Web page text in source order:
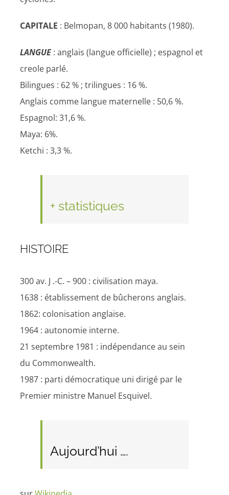
CAPITALE : Belmopan, 8 000 habitants (1980).
LANGUE: anglais (langue officielle) ; espagnol et
creole parlé.
Bilingues : 62 % ; trilingues : 16 %.
Anglais comme langue maternelle : 50,6 %.
Espagnol: 31,6 %.
Maya: 6%.
Ketchi : 3,3 %.
+ statistiques
HISTOIRE
300 av. J .-C. – 900 : civilisation maya.
1638 : établissement de bûcherons anglais.
1862: colonisation anglaise.
1964 : autonomie interne.
21 septembre 1981 : indépendance au sein
du Commonwealth.
1987 : parti démocratique uni dirigé par le
Premier ministre Manuel Esquivel.
Aujourd’hui ….